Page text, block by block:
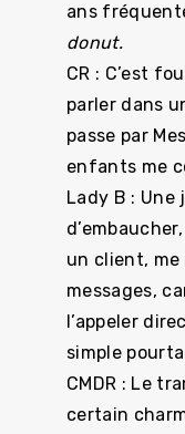
ans
donut.
CR : C’est
parler dans
passe par
enfants me
Lady B :
un client, me
messages,
l’appeler
simple
CMDR : Le
certain